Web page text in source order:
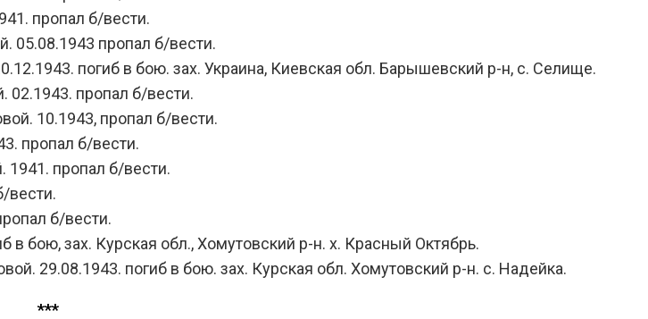
пропал б/вести.
05.08.1943 пропал б/вести.
погиб в бою. зах. Украина, Киевская обл. Барышевский р-н, с. Селище.
02.1943. пропал б/вести.
10.1943, пропал б/вести.
пропал б/вести.
пропал б/вести.
вести.
б/вести.
бою, зах. Курская обл., Хомутовский р-н. х. Красный Октябрь.
29.08.1943. погиб в бою. зах. Курская обл. Хомутовский р-н. с. Надейка.
***